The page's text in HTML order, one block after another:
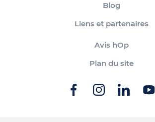
Blog
Liens et partenaires
Avis hOp
Plan du site